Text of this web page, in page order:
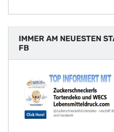
IMMER AM NEUESTEN
FB